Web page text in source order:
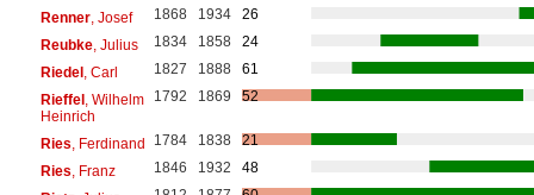
Renner, Josef 1868 1934
26
Reubke, Julius 1834 1858
24
Riedel, Carl 1827 1888
61
Rieffel, Wilhelm
Heinrich
1792 1869 52
Ries , Ferdinand 1784 1838
21
Ries , Franz 1846 1932
48